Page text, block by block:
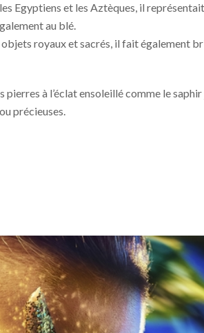
Egyptiens et les Aztèques, il
au blé.
royaux et sacrés, il fait également
pierres à l’éclat ensoleillé comme le
précieuses.